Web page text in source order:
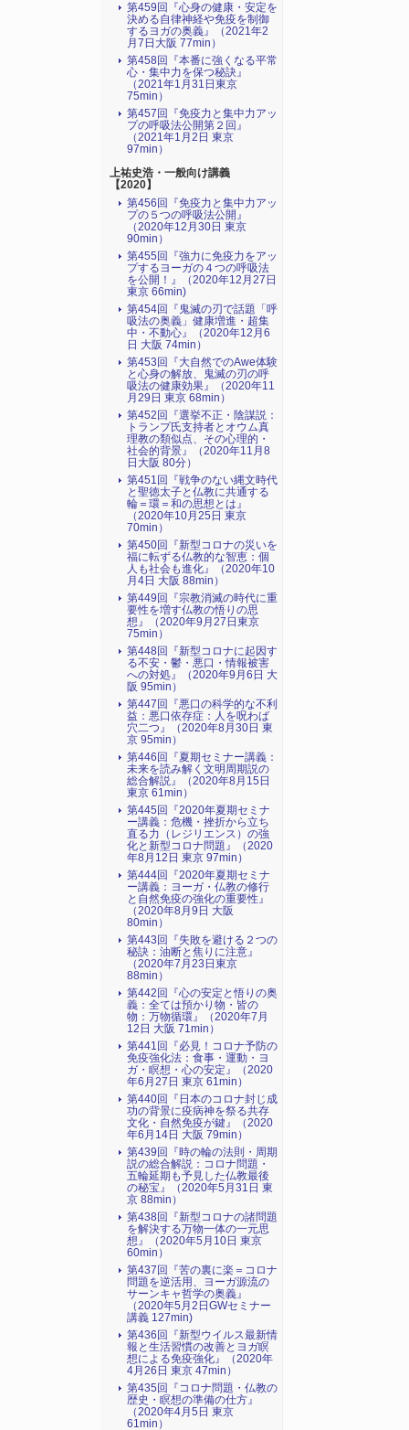
第459回『心身の健康・安定を
決める自律神経や免疫を制御
するヨガの奥義』（2021年2
月7日大阪 77min）
第458回『本番に強くなる平常
心・集中力を保つ秘訣』
（2021年1月31日東京
75min）
第457回『免疫力と集中力アッ
プの呼吸法公開第２回』
（2021年1月2日 東京
97min）
上祐史浩・一般向け講義
【2020】
第456回『免疫力と集中力アッ
プの５つの呼吸法公開』
（2020年12月30日 東京
90min）
第455回『強力に免疫力をアッ
プするヨーガの４つの呼吸法
を公開！』（2020年12月27日
東京 66min)
第454回『鬼滅の刃で話題「呼
吸法の奥義」健康増進・超集
中・不動心』（2020年12月6
日 大阪 74min）
第453回『大自然でのAwe体験
と心身の解放、鬼滅の刃の呼
吸法の健康効果』（2020年11
月29日 東京 68min）
第452回『選挙不正・陰謀説：
トランプ氏支持者とオウム真
理教の類似点、その心理的・
社会的背景』（2020年11月8
日大阪 80分）
第451回『戦争のない縄文時代
と聖徳太子と仏教に共通する
輪＝環＝和の思想とは』
（2020年10月25日 東京
70min）
第450回『新型コロナの災いを
福に転ずる仏教的な智恵：個
人も社会も進化』（2020年10
月4日 大阪 88min）
第449回『宗教消滅の時代に重
要性を増す仏教の悟りの思
想』（2020年9月27日東京
75min）
第448回『新型コロナに起因す
る不安・鬱・悪口・情報被害
への対処』（2020年9月6日 大
阪 95min）
第447回『悪口の科学的な不利
益：悪口依存症：人を呪わば
穴二つ』（2020年8月30日 東
京 95min）
第446回『夏期セミナー講義：
未来を読み解く文明周期説の
総合解説』（2020年8月15日
東京 61min）
第445回『2020年夏期セミナ
ー講義：危機・挫折から立ち
直る力（レジリエンス）の強
化と新型コロナ問題』（2020
年8月12日 東京 97min）
第444回『2020年夏期セミナ
ー講義：ヨーガ・仏教の修行
と自然免疫の強化の重要性』
（2020年8月9日 大阪
80min）
第443回『失敗を避ける２つの
秘訣：油断と焦りに注意』
（2020年7月23日東京
88min）
第442回『心の安定と悟りの奥
義：全ては預かり物・皆の
物：万物循環』（2020年7月
12日 大阪 71min）
第441回『必見！コロナ予防の
免疫強化法：食事・運動・ヨ
ガ・瞑想・心の安定』（2020
年6月27日 東京 61min）
第440回『日本のコロナ封じ成
功の背景に疫病神を祭る共存
文化・自然免疫が鍵』（2020
年6月14日 大阪 79min）
第439回『時の輪の法則・周期
説の総合解説：コロナ問題・
五輪延期も予見した仏教最後
の秘宝』（2020年5月31日 東
京 88min）
第438回『新型コロナの諸問題
を解決する万物一体の一元思
想』（2020年5月10日 東京
60min）
第437回『苦の裏に楽＝コロナ
問題を逆活用、ヨーガ源流の
サーンキャ哲学の奥義』
（2020年5月2日GWセミナー
講義 127min)
第436回『新型ウイルス最新情
報と生活習慣の改善とヨガ瞑
想による免疫強化』（2020年
4月26日 東京 47min）
第435回『コロナ問題・仏教の
歴史・瞑想の準備の仕方』
（2020年4月5日 東京
61min）